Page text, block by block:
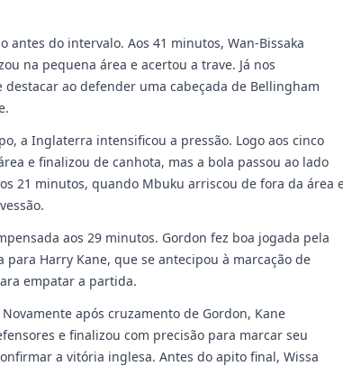
antes do intervalo. Aos 41 minutos, Wan-Bissaka
na pequena área e acertou a trave. Já nos
destacar ao defender uma cabeçada de Bellingham
a Inglaterra intensificou a pressão. Logo aos cinco
e finalizou de canhota, mas a bola passou ao lado
21 minutos, quando Mbuku arriscou de fora da área
aos 29 minutos. Gordon fez boa jogada pela
Harry Kane, que se antecipou à marcação de
empatar a partida.
após cruzamento de Gordon, Kane
e finalizou com precisão para marcar seu
a vitória inglesa. Antes do apito final, Wissa